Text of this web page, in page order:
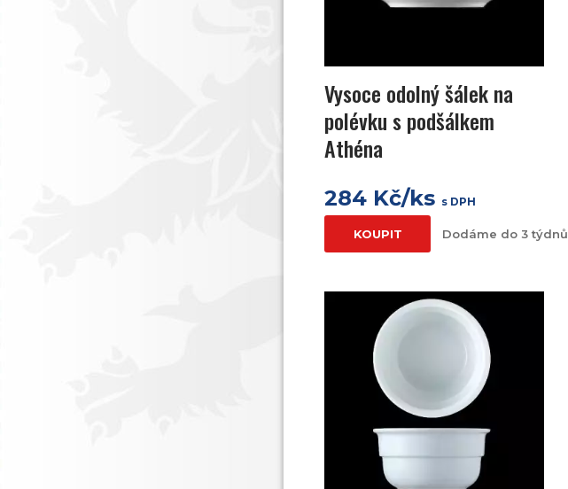
Vysoce odolný šálek na
polévku s podšálkem
Athéna
284 Kč/ks s DPH
KOUPIT Dodáme do 3 týdnů